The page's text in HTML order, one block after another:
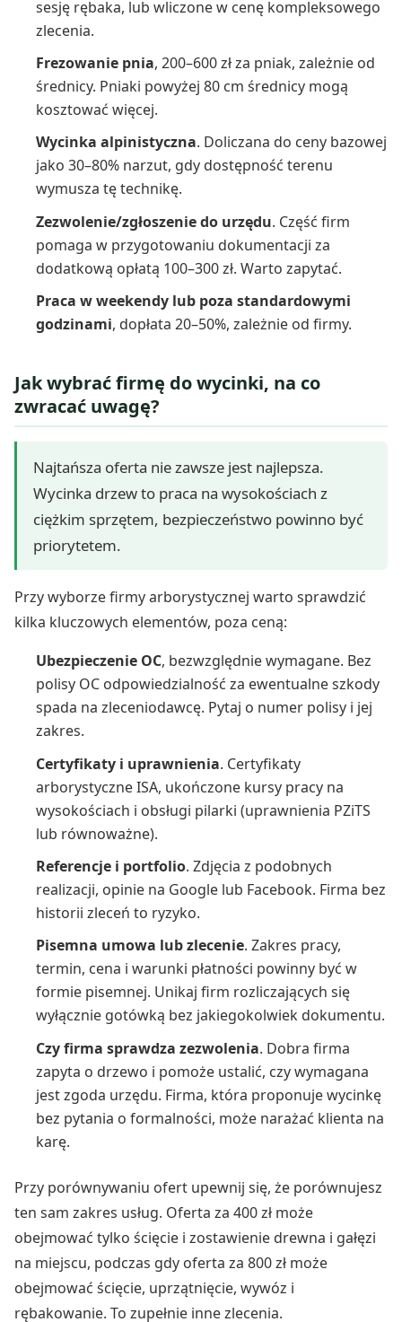
sesję rębaka, lub wliczone w cenę kompleksowego
zlecenia.
Frezowanie pnia, 200–600 zł za pniak, zależnie od
średnicy. Pniaki powyżej 80 cm średnicy mogą
kosztować więcej.
Wycinka alpinistyczna. Doliczana do ceny bazowej
jako 30–80% narzut, gdy dostępność terenu
wymusza tę technikę.
Zezwolenie/zgłoszenie do urzędu. Część firm
pomaga w przygotowaniu dokumentacji za
dodatkową opłatą 100–300 zł. Warto zapytać.
Praca w weekendy lub poza standardowymi
godzinami, dopłata 20–50%, zależnie od firmy.
Jak wybrać firmę do wycinki, na co
zwracać uwagę?
Najtańsza oferta nie zawsze jest najlepsza.
Wycinka drzew to praca na wysokościach z
ciężkim sprzętem, bezpieczeństwo powinno być
priorytetem.
Przy wyborze firmy arborystycznej warto sprawdzić
kilka kluczowych elementów, poza ceną:
Ubezpieczenie OC, bezwzględnie wymagane. Bez
polisy OC odpowiedzialność za ewentualne szkody
spada na zleceniodawcę. Pytaj o numer polisy i jej
zakres.
Certyfikaty i uprawnienia. Certyfikaty
arborystyczne ISA, ukończone kursy pracy na
wysokościach i obsługi pilarki (uprawnienia PZiTS
lub równoważne).
Referencje i portfolio. Zdjęcia z podobnych
realizacji, opinie na Google lub Facebook. Firma bez
historii zleceń to ryzyko.
Pisemna umowa lub zlecenie. Zakres pracy,
termin, cena i warunki płatności powinny być w
formie pisemnej. Unikaj firm rozliczających się
wyłącznie gotówką bez jakiegokolwiek dokumentu.
Czy firma sprawdza zezwolenia. Dobra firma
zapyta o drzewo i pomoże ustalić, czy wymagana
jest zgoda urzędu. Firma, która proponuje wycinkę
bez pytania o formalności, może narażać klienta na
karę.
Przy porównywaniu ofert upewnij się, że porównujesz
ten sam zakres usług. Oferta za 400 zł może
obejmować tylko ścięcie i zostawienie drewna i gałęzi
na miejscu, podczas gdy oferta za 800 zł może
obejmować ścięcie, uprzątnięcie, wywóz i
rębakowanie. To zupełnie inne zlecenia.